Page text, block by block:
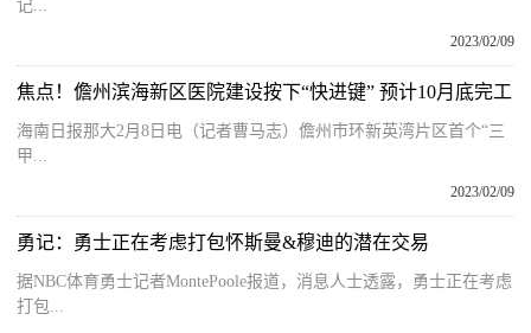
记...
2023/02/09
焦点！儋州滨海新区医院建设按下“快进键” 预计10月底完工
海南日报那大2月8日电（记者曹马志）儋州市环新英湾片区首个“三
甲...
2023/02/09
勇记：勇士正在考虑打包怀斯曼&穆迪的潜在交易
据NBC体育勇士记者MontePoole报道，消息人士透露，勇士正在考虑
打包...